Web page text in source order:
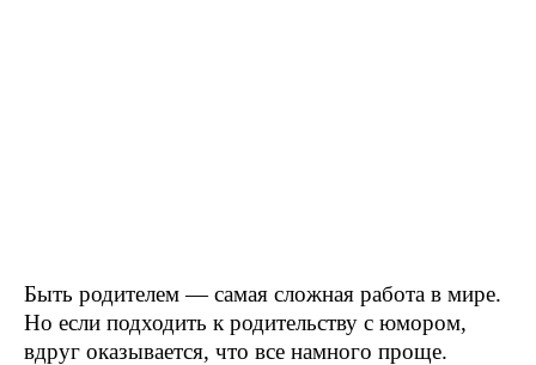
Быть родителем — самая сложная работа в мире.
Но если подходить к родительству с юмором,
вдруг оказывается, что все намного проще.